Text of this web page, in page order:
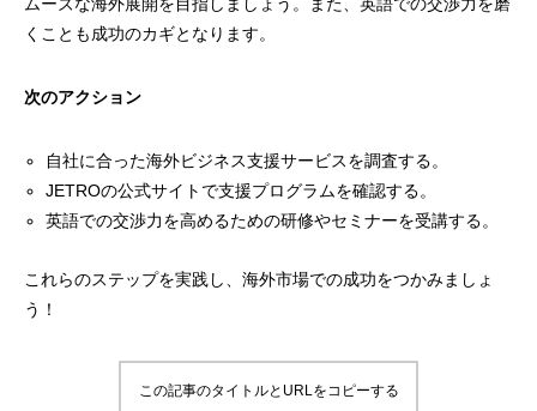
くことも成功のカギとなります。
次のアクション
自社に合った海外ビジネス支援サービスを調査する。
JETROの公式サイトで支援プログラムを確認する。
英語での交渉力を高めるための研修やセミナーを受講する。
これらのステップを実践し、海外市場での成功をつかみましょ
う！
この記事のタイトルとURLをコピーする